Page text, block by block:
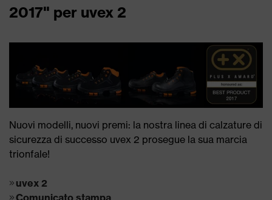
2017" per uvex 2
Nuovi modelli, nuovi premi: la nostra linea di calzature di
sicurezza di successo uvex 2 prosegue la sua marcia
trionfale!
uvex 2
Comunicato stampa